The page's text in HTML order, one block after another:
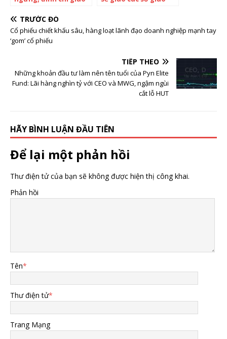
kiểm tra giao dịch
đột biến trong phiên
1/4
sàn 5-10 phiên
TRƯỚC ĐÓ
Cổ phiếu chiết khấu sâu, hàng loạt lãnh đạo doanh nghiệp mạnh tay
‘gom’ cổ phiếu
TIẾP THEO
Những khoản đầu tư làm nên tên tuổi của Pyn Elite
Fund: Lãi hàng nghìn tỷ với CEO và MWG, ngậm ngùi
cắt lỗ HUT
HÃY BÌNH LUẬN ĐẦU TIÊN
Để lại một phản hồi
Thư điện tử của bạn sẽ không được hiện thị công khai.
Phản hồi
Tên*
Thư điện tử*
Trang Mạng